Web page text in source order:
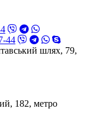
44
шлях, 79,
182, метро